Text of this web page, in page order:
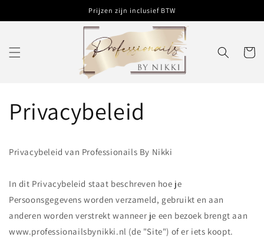
content
Prijzen zijn inclusief BTW
Privacybeleid
Privacybeleid van Professionails By Nikki
In dit Privacybeleid staat beschreven hoe je
Persoonsgegevens worden verzameld, gebruikt en aan
anderen worden verstrekt wanneer je een bezoek brengt aan
www.professionailsbynikki.nl (de "Site") of er iets koopt.